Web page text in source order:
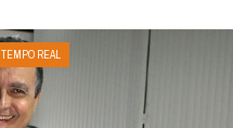
TEMPO REAL